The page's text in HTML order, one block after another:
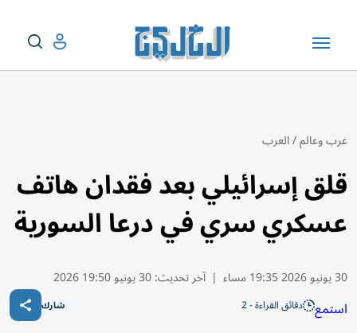
عرب وعالم/العرب
قلق إسرائيلي بعد فقدان هاتف
عسكري سري في درعا السورية
30 يونيو 2026 19:35 مساء | آخر تحديث:30 يونيو 19:50 2026
استمع دقائق القراءة - 2 شارك